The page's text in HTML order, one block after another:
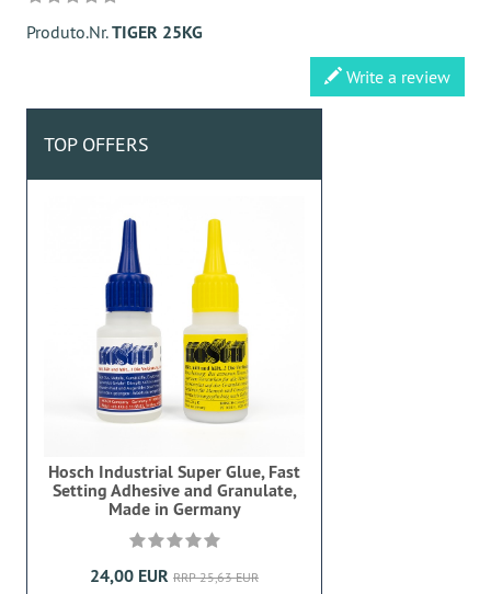
Produto.Nr.TIGER 25KG
Write a review
TOP OFFERS
Hosch Industrial Super Glue, Fast
Setting Adhesive and Granulate,
Made in Germany
24,00 EUR RRP 25,63 EUR